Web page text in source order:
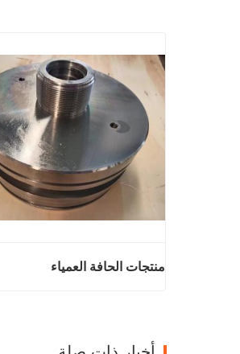
منتجات الحافة العمياء